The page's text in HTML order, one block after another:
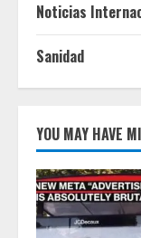
Noticias
Sanidad
YOU MAY HAVE